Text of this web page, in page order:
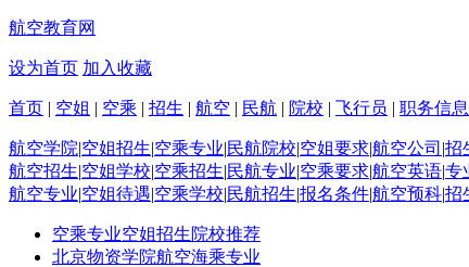
航空教育网
设为首页 加入收藏
首页 | 空姐 | 空乘 | 招生 | 航空 | 民航 | 院校 | 飞行员 | 职务信息
航空学院|空姐招生|空乘专业|民航院校|空姐要求|航空公司 |招
航空招生|空姐学校|空乘招生|民航专业|空乘要求|航空英语|专
航空专业|空姐待遇|空乘学校|民航招生|报名条件|航空预科|招
空乘专业空姐招生院校推荐
北京物资学院航空海乘专业